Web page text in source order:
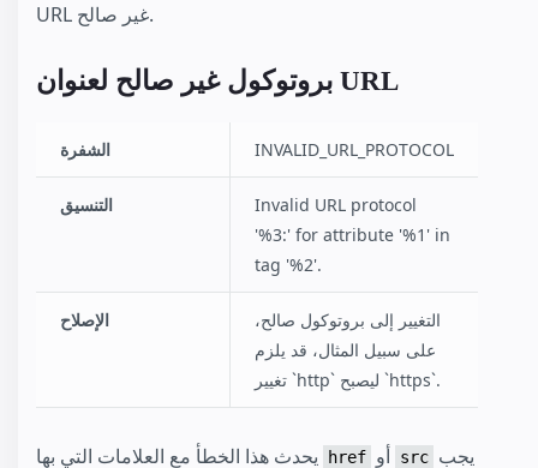
URL غير صالح.
بروتوكول غير صالح لعنوان URL
الشفرة INVALID_URL_PROTOCOL
التنسيق
Invalid URL protocol
'%3:' for attribute '%1' in
tag '%2'.
الإصلاح
التغيير إلى بروتوكول صالح،
على سبيل المثال، قد يلزم
تغيير `http` ليصبح `https`.
href src